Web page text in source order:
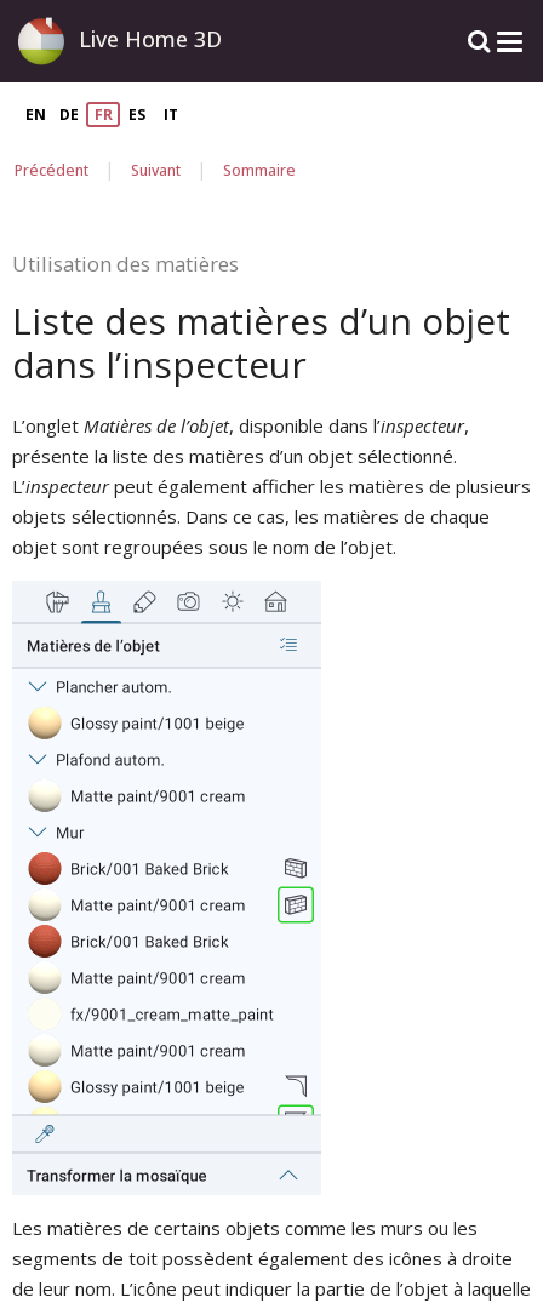
Live Home 3D
EN DE FR ES IT
Précédent | Suivant | Sommaire
Utilisation des matières
Liste des matières d’un objet
dans l’inspecteur
L’onglet Matières de l’objet, disponible dans l’inspecteur,
présente la liste des matières d’un objet sélectionné.
L’inspecteurpeut également afficher les matières de plusieurs
objets sélectionnés. Dans ce cas, les matières de chaque
objet sont regroupées sous le nom de l’objet.
Les matières de certains objets comme les murs ou les
segments de toit possèdent également des icônes à droite
de leur nom. L’icône peut indiquer la partie de l’objet à laquelle